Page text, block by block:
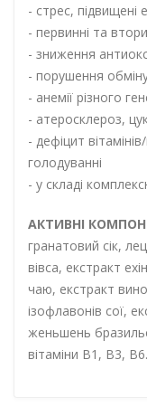
- стрес, підвищені
- первинні та
- зниження
- порушення
- анемії різного
- атеросклероз,
- дефіцит
голодуванні
- у складі
АКТИВНІ
гранатовий сік,
вівса, екстракт
чаю, екстракт
ізофлавонів сої,
женьшень
вітаміни В1, В3, В6.